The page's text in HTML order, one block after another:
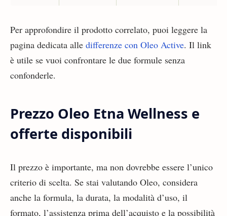
Per approfondire il prodotto correlato, puoi leggere la
pagina dedicata alle differenze con Oleo Active. Il link
è utile se vuoi confrontare le due formule senza
confonderle.
Prezzo Oleo Etna Wellness e
offerte disponibili
Il prezzo è importante, ma non dovrebbe essere l’unico
criterio di scelta. Se stai valutando Oleo, considera
anche la formula, la durata, la modalità d’uso, il
formato, l’assistenza prima dell’acquisto e la possibilità